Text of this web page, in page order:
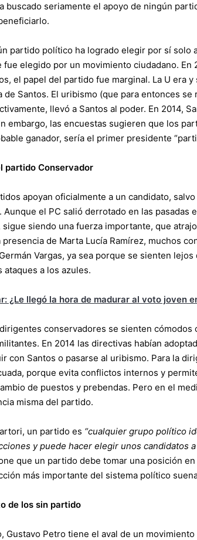
buscado seriamente el apoyo de ningún
partido político ha logrado elegir por sí solo
fue elegido por un movimiento ciudadano. En
el papel del partido fue marginal. La U era
de Santos. El uribismo (que para entonces
llevó a Santos al poder. En 2014,
embargo, las encuestas sugieren que los
ganador, sería el primer presidente
partido Conservador
apoyan oficialmente a un candidato,
Aunque el PC salió derrotado en las
sigue siendo una fuerza importante, que
de Marta Lucía Ramírez, muchos
Vargas, ya sea porque se sienten
ataques a los azules.
¿Le llegó la hora de madurar al voto joven
conservadores se sienten
En 2014 las directivas habían
con Santos o pasarse al uribismo. Para la
porque evita conflictos internos y
de puestos y prebendas. Pero en el
misma del partido.
un partido es “cualquier grupo político
y puede hacer elegir unos candidatos
que un partido debe tomar una posición
más importante del sistema político
de los sin partido
Gustavo Petro tiene el aval de un